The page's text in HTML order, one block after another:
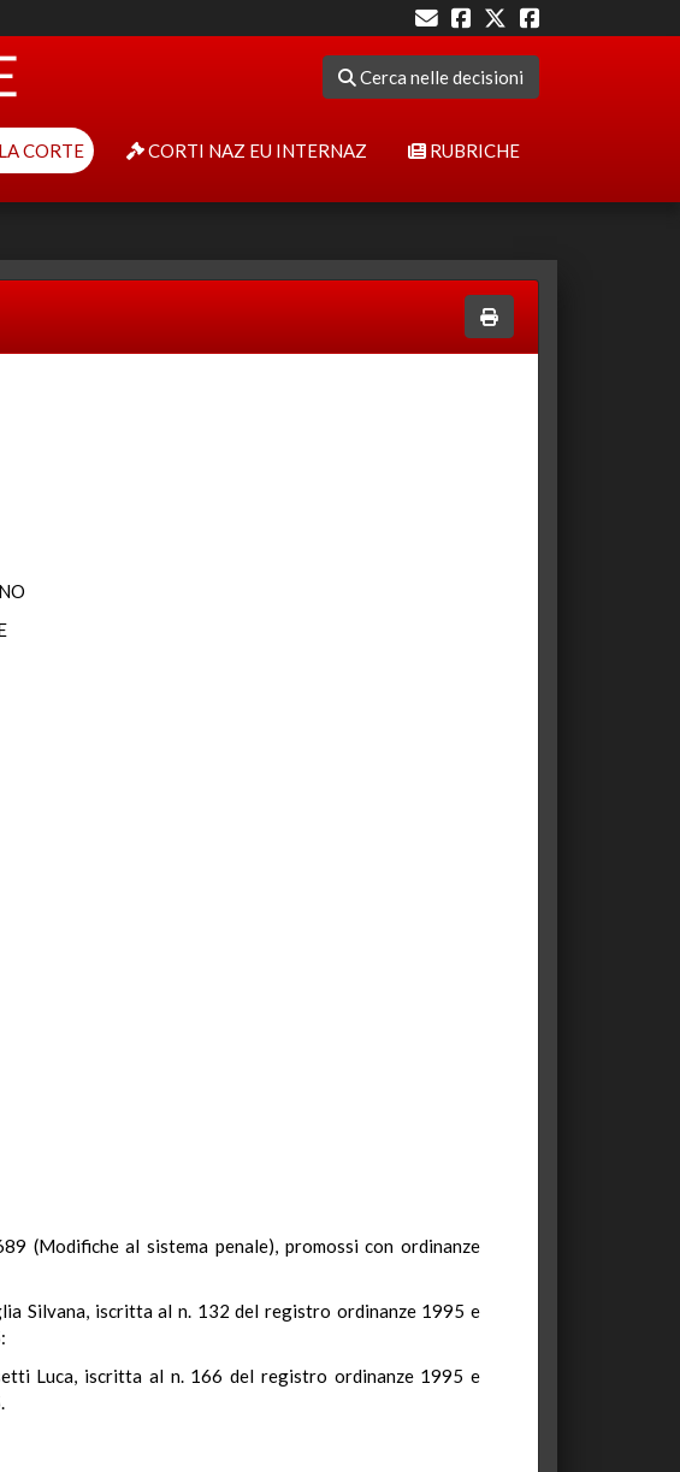
Cerca nelle decisioni
CORTE CORTI NAZ EU INTERNAZ RUBRICHE
(Modifiche al sistema penale), promossi con ordinanze
Silvana, iscritta al n. 132 del registro ordinanze 1995 e
Luca, iscritta al n. 166 del registro ordinanze 1995 e